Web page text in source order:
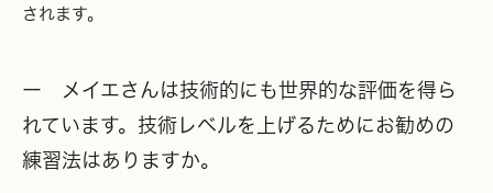
されます。
ー メイエさんは技術的にも世界的な評価を得ら
れています。技術レベルを上げるためにお勧めの
練習法はありますか。